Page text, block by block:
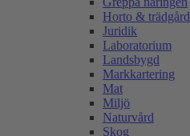
Horto & trädgård
Juridik
Laboratorium
Landsbygd
Markkartering
Mat
Miljö
Naturvård
Skog